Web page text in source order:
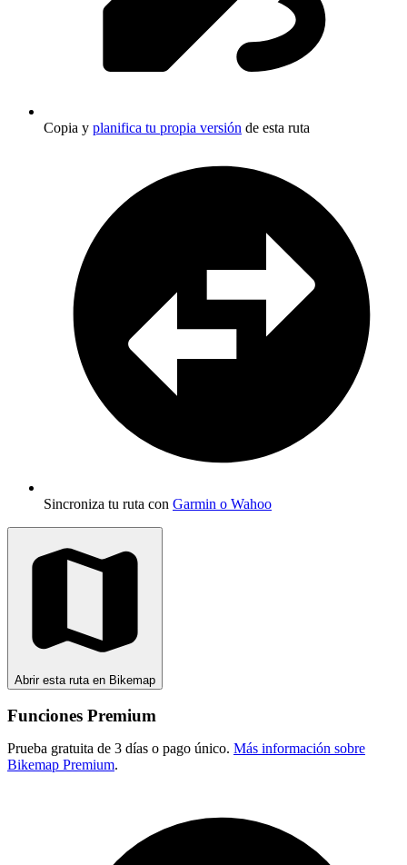
Copia y planifica tu propia versión de esta ruta
Sincroniza tu ruta con Garmin o Wahoo
Abrir esta ruta en Bikemap
Funciones Premium
Prueba gratuita de 3 días o pago único. Más información sobre
Bikemap Premium.